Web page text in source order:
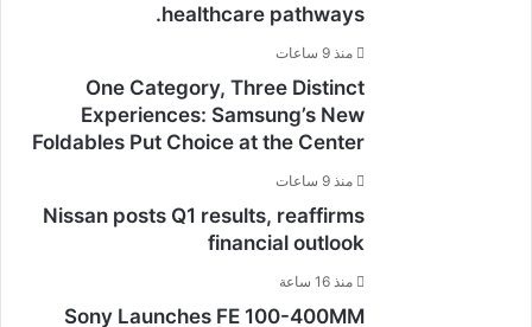
healthcare pathways.
منذ 9 ساعات
One Category, Three Distinct
Experiences: Samsung’s New
Foldables Put Choice at the Center
منذ 9 ساعات
Nissan posts Q1 results, reaffirms
financial outlook
منذ 16 ساعة
Sony Launches FE 100-400MM